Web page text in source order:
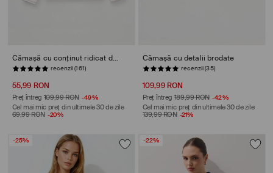
Cămașă cu conținut ridicat de bumbac
STOC REDUS
55,99 RON
Preț întreg 109,99 RON -49%
Cel mai mic preț din ultimele 30 de zile
69,99 RON -20%
Cămașă cu detalii brodate
STOC REDUS
109,99 RON
Preț întreg 189,99 RON -42%
Cel mai mic preț din ultimele 30 de zile
139,99 RON -21%
-25% -22%